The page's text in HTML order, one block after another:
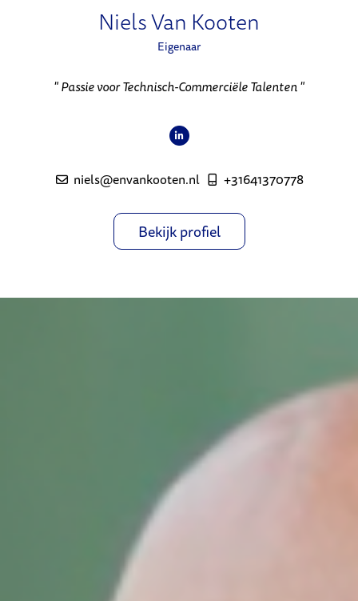
Niels Van Kooten
Eigenaar
" Passie voor Technisch-Commerciële Talenten "
niels@envankooten.nl +31641370778
Bekijk profiel